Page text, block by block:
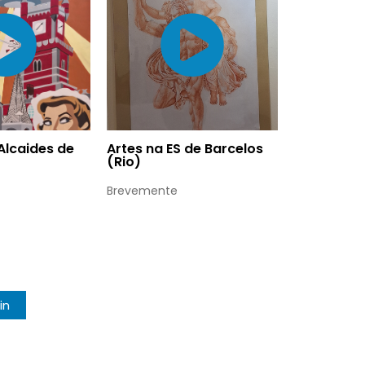
de Artes na ES de Barcelos
(Rio)
Brevemente